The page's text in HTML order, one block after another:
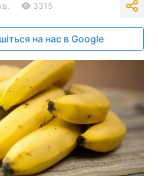
3315
на нас в Google